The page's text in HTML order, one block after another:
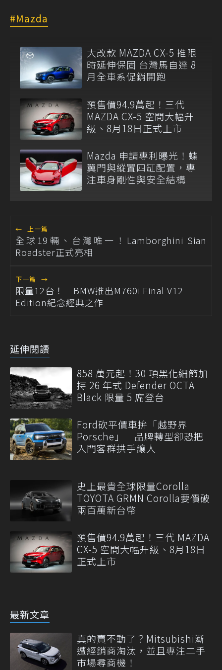
Mazda
大改款 MAZDA CX-5 推限
時延伸保固 台灣馬自達 8
月全車系促銷開跑
預售價94.9萬起！三代
MAZDA CX-5 空間大幅升
級、8月18日正式上市
Mazda 申請專利曝光！蝶
翼門與縱置四缸配置，專
注車身剛性與安全結構
← 上一篇
全球19輛、台灣唯一！Lamborghini Sian
Roadster正式亮相
下一篇 →
限量12台！ BMW推出M760i Final V12
Edition紀念經典之作
延伸閱讀
858 萬元起！30 項黑化細節加
持 26 年式 Defender OCTA
Black 限量 5 席登台
Ford砍平價車拚「越野界
Porsche」 品牌轉型卻恐把
入門客群拱手讓人
史上最貴全球限量Corolla
TOYOTA GRMN Corolla要價破
兩百萬新台幣
預售價94.9萬起！三代 MAZDA
CX-5 空間大幅升級、8月18日
正式上市
最新文章
真的賣不動了？Mitsubishi漸
遭經銷商淘汰，並且專注二手
市場尋商機！